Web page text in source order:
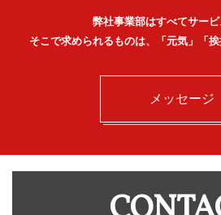
弊社事業部はすべてサービ
そこで求められるものは、「元気」「挨
メッセージ